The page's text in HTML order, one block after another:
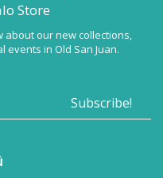
Store
about our new collections,
events in Old San Juan.